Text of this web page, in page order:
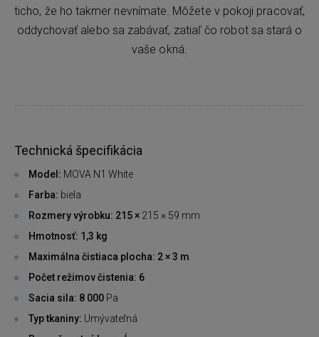
ticho, že ho takmer nevnímate. Môžete v pokoji pracovať,
oddychovať alebo sa zabávať, zatiaľ čo robot sa stará o
vaše okná.
Technická špecifikácia
Model: MOVA N1 White
Farba: biela
Rozmery výrobku: 215 × 215 × 59 mm
Hmotnosť: 1,3 kg
Maximálna čistiaca plocha: 2 × 3 m
Počet režimov čistenia: 6
Sacia sila: 8 000 Pa
Typ tkaniny: Umývateľná